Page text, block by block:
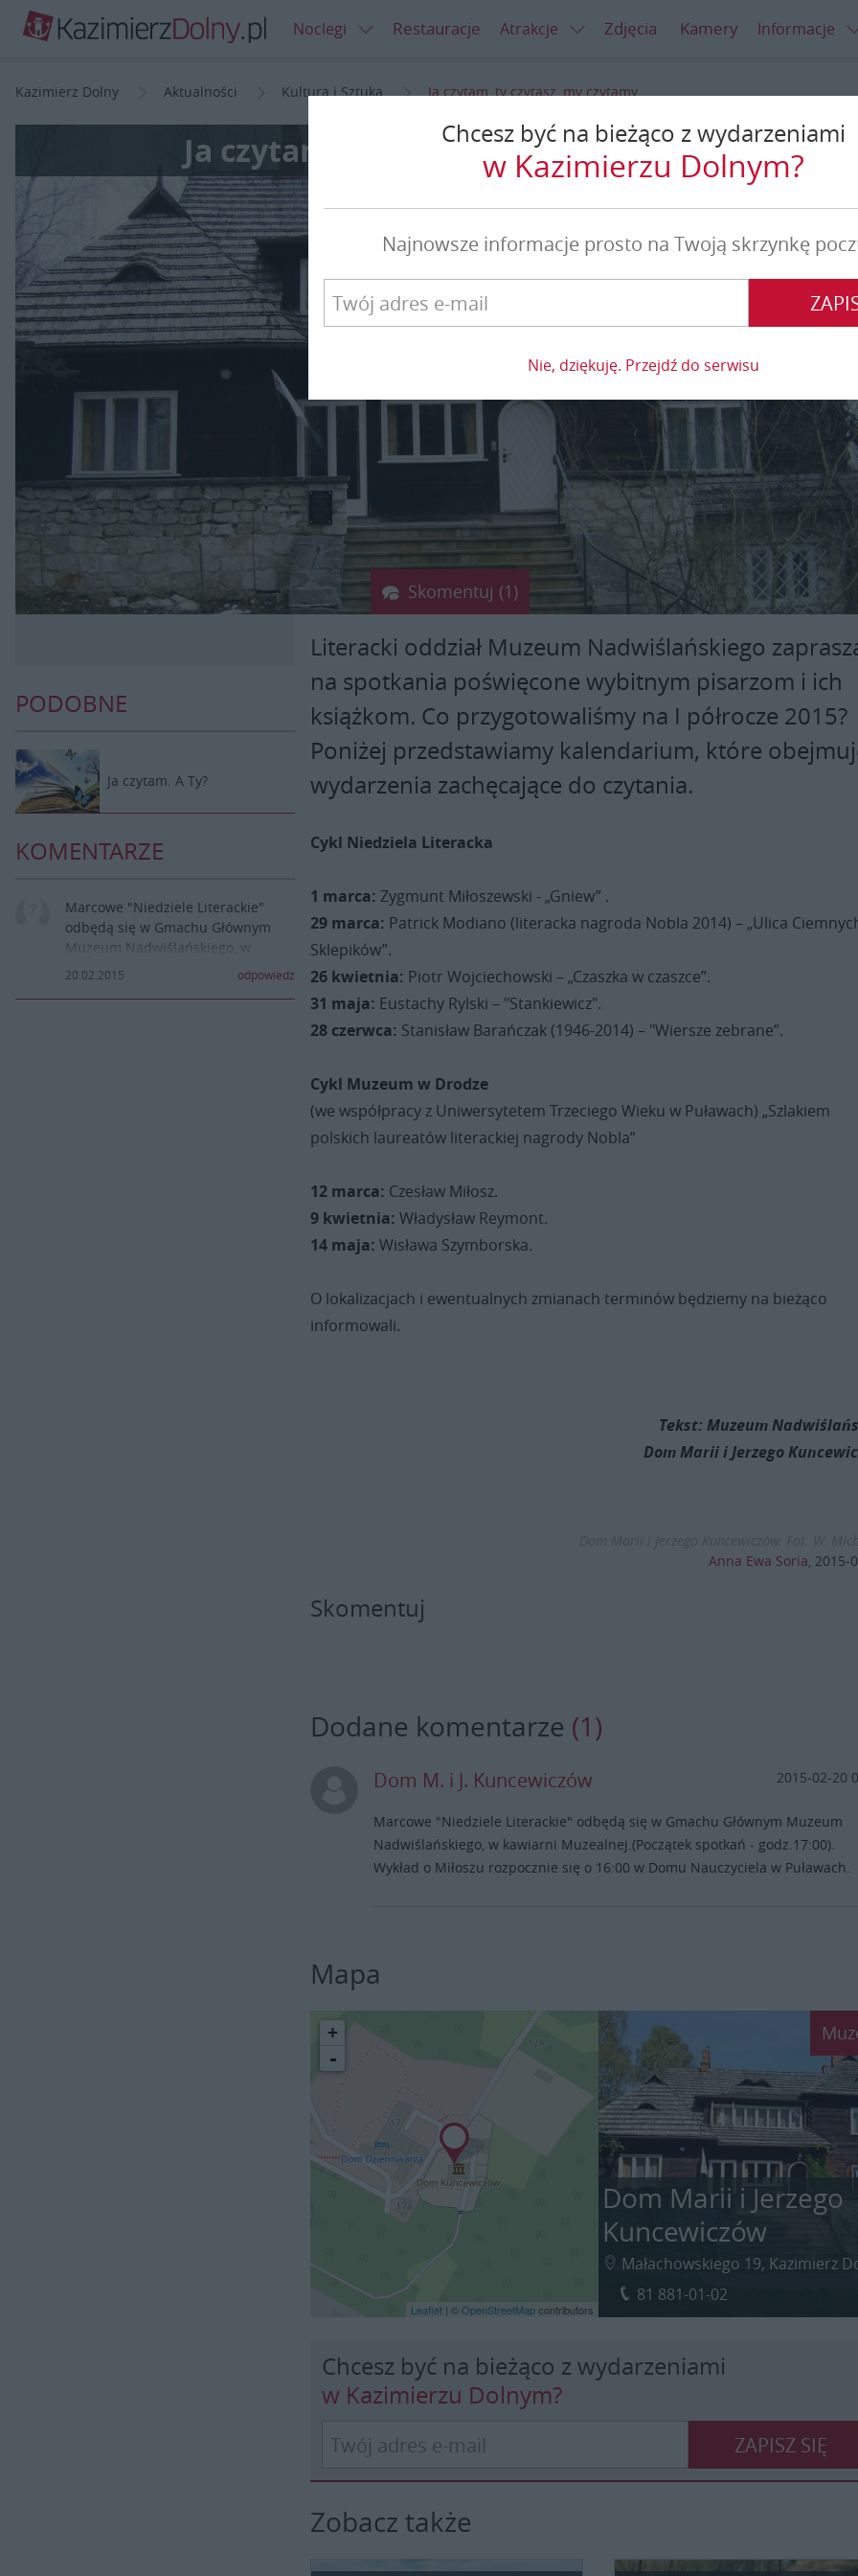
Noclegi Restauracje Atrakcje Zdjęcia Kamery Informacje
Kazimierz Dolny Aktualności Kultura i Sztuka Ja czytam, ty czytasz, my czytamy...
Ja czytam, ty czytasz, my czytamy...
Skomentuj (1)
PODOBNE
Ja czytam. A Ty?
KOMENTARZE
Marcowe "Niedziele Literackie"
odbędą się w Gmachu Głównym
Muzeum Nadwiślańskiego, w
kawiarni Muzealnej.(Początek
20.02.2015 odpowiedz
Literacki oddział Muzeum Nadwiślańskiego
na spotkania poświęcone wybitnym pisarzom i ich
książkom. Co przygotowaliśmy na I półrocze 2015?
Poniżej przedstawiamy kalendarium, które
wydarzenia zachęcające do czytania.
Cykl Niedziela Literacka
1 marca: Zygmunt Miłoszewski - „Gniew” .
29 marca: Patrick Modiano (literacka nagroda Nobla 2014) – „Ulica
Sklepików”.
26 kwietnia: Piotr Wojciechowski – „Czaszka w czaszce”.
31 maja: Eustachy Rylski – "Stankiewicz".
28 czerwca: Stanisław Barańczak (1946-2014) – "Wiersze zebrane”.
Cykl Muzeum w Drodze
(we współpracy z Uniwersytetem Trzeciego Wieku w Puławach) „Szlakiem
polskich laureatów literackiej nagrody Nobla”
12 marca: Czesław Miłosz.
9 kwietnia:Władysław Reymont.
14 maja:Wisława Szymborska.
O lokalizacjach i ewentualnych zmianach terminów będziemy na bieżąco
informowali.
Tekst: Muzeum
Dom Marii i Jerzego
Anna Ewa Soria, 2015-
Skomentuj
Dodane komentarze (1)
Dom M. i J. Kuncewiczów 2015-02-20
Marcowe "Niedziele Literackie" odbędą się w Gmachu Głównym Muzeum
Nadwiślańskiego, w kawiarni Muzealnej.(Początek spotkań - godz.17:00).
Wykład o Miłoszu rozpocznie się o 16:00 w Domu Nauczyciela w Puławach.
Mapa
+
-
Leaflet| © OpenStreetMapcontributors
Dom Marii i Jerzego
Kuncewiczów
Małachowskiego 19, Kazimierz
81 881-01-02
Chcesz być na bieżąco z wydarzeniami
w Kazimierzu Dolnym?
ZAPISZ SIĘ
Zobacz także
Chcesz być na bieżąco z wydarzeniami
w Kazimierzu Dolnym?
Najnowsze informacje prosto na Twoją skrzynkę
Nie, dziękuję. Przejdź do serwisu